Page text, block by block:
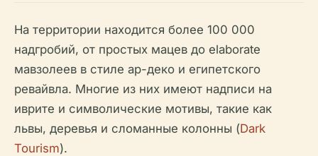
На территории находится более 100 000
надгробий, от простых мацев до elaborate
мавзолеев в стиле ар-деко и египетского
ревайвла. Многие из них имеют надписи на
иврите и символические мотивы, такие как
львы, деревья и сломанные колонны (Dark
Tourism).